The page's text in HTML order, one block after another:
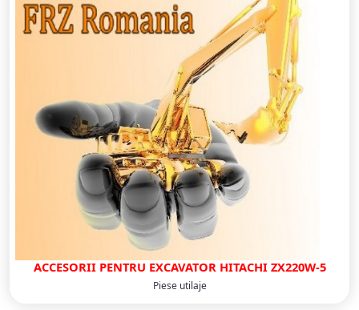
ACCESORII PENTRU EXCAVATOR HITACHI ZX220W-5
Piese utilaje